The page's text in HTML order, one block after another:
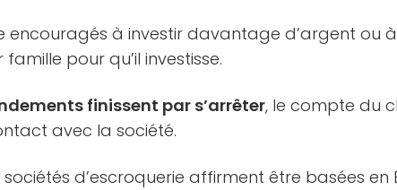
encouragés à investir davantage d’argent ou
pour qu’il investisse.
finissent par s’arrêter, le compte du
avec la société.
d’escroquerie affirment être basées en